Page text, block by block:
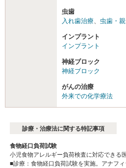
虫歯
入れ歯治療、 虫歯・
インプラント
インプラント
神経ブロック
神経ブロック
がんの治療
外来での化学療法
診療・治療法に関する特記事項
食物経口負荷試験
小児食物アレルギー負荷検査に対応できる
■診療：食物経口負荷試験を実施。アナフ